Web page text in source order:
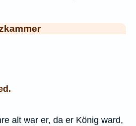
alt war er, da er König ward,